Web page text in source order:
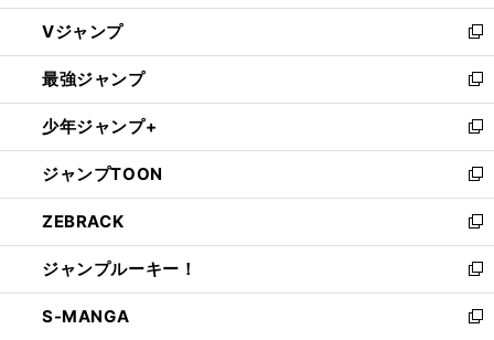
ウ
ィ
ン
ド
ウ
で
開
く
し
い
ウ
ィ
ン
ド
ウ
で
開
く
Vジャンプ
新
し
い
ウ
ィ
ン
ド
ウ
で
開
く
最強ジャンプ
新
し
い
ウ
ィ
ン
ド
ウ
で
開
く
少年ジャンプ+
新
し
い
ウ
ィ
ン
ド
ウ
で
ジャンプTOON
新
し
い
ウ
ィ
ン
ド
ZEBRACK
新
し
い
ウ
ィ
ジャンプルーキー！
新
し
い
S-MANGA
新